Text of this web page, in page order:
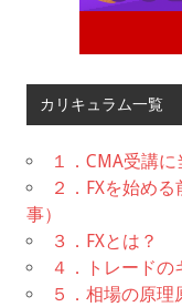
カリキュラム一覧
１．CMA受講
２．FXを始め
事）
３．FXとは？
４．トレードの
５．相場の原理